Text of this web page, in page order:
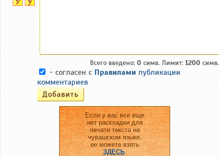
Всего введено: 0 симв. Лимит: 1200 симв.
- согласен с Правилами публикации
комментариев
Если у вас все еще
нет раскладки для
печати текста на
чувашском языке,
ее можете взять
ЗДЕСЬ.